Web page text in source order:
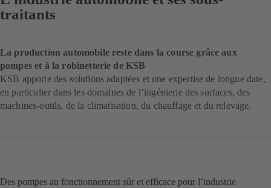
traitants
La production automobile reste dans la course grâce aux
pompes et à la robinetterie de KSB
KSB apporte des solutions adaptées et une expertise de longue date,
en particulier dans les domaines de l’ingénierie des surfaces, des
machines-outils, de la climatisation, du chauffage et du relevage.
Des pompes au fonctionnement sûr et efficace pour l’industrie